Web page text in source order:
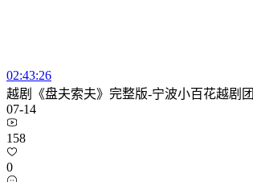
02:43:26
越剧《盘夫索夫》完整版-宁波小百花越剧团
07-14
158
0